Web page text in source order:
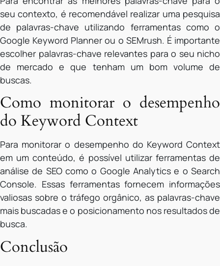
seu contexto, é recomendável realizar uma pesquisa
de palavras-chave utilizando ferramentas como o
Google Keyword Planner ou o SEMrush. É importante
escolher palavras-chave relevantes para o seu nicho
de mercado e que tenham um bom volume de
buscas.
Como monitorar o desempenho
do Keyword Context
Para monitorar o desempenho do Keyword Context
em um conteúdo, é possível utilizar ferramentas de
análise de SEO como o Google Analytics e o Search
Console. Essas ferramentas fornecem informações
valiosas sobre o tráfego orgânico, as palavras-chave
mais buscadas e o posicionamento nos resultados de
busca.
Conclusão